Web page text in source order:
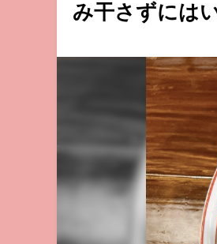
み干さずには